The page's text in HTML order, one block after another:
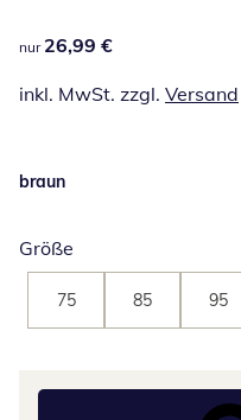
26,99 €
nur 26,99 €
inkl. MwSt. zzgl. Versand
braun
Größe
75 85 95